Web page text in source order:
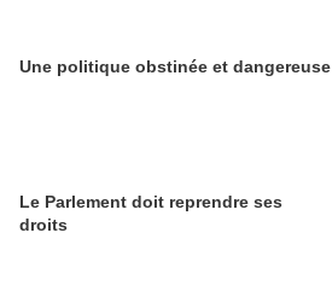
Une politique obstinée et dangereuse
Le Parlement doit reprendre ses
droits